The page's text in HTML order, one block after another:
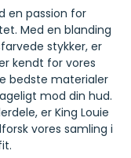
en passion for
Med en blanding
stykker, er
kendt for vores
bedste materialer
mod din hud.
er King Louie
vores samling i